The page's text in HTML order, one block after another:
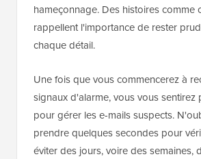
hameçonnage. Des histoires comme
rappellent l'importance de rester
chaque détail.
Une fois que vous commencerez à
signaux d'alarme, vous vous sentirez
pour gérer les e-mails suspects.
prendre quelques secondes pour
éviter des jours, voire des semaines,